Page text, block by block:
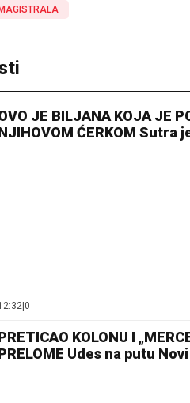
JE BILJANA KOJA JE
ĆERKOM Sutra
0
KOLONU I
Udes na putu